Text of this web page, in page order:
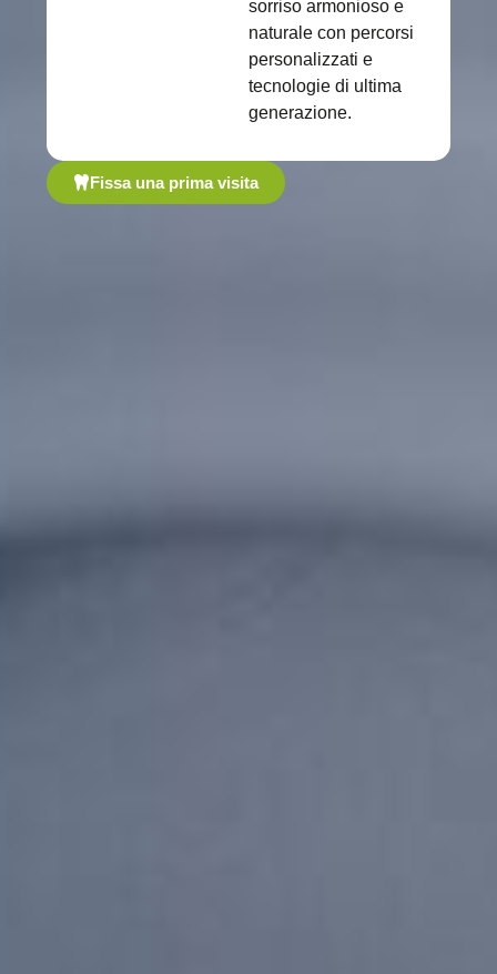
sorriso armonioso e
naturale con percorsi
personalizzati e
tecnologie di ultima
generazione.
Fissa una prima visita